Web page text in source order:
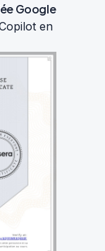
Google
en